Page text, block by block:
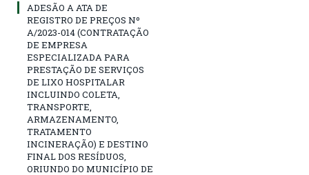
ADESÃO A ATA DE
REGISTRO DE PREÇOS Nº
A/2023-014 (CONTRATAÇÃO
DE EMPRESA
ESPECIALIZADA PARA
PRESTAÇÃO DE SERVIÇOS
DE LIXO HOSPITALAR
INCLUINDO COLETA,
TRANSPORTE,
ARMAZENAMENTO,
TRATAMENTO
INCINERAÇÃO) E DESTINO
FINAL DOS RESÍDUOS,
ORIUNDO DO MUNICÍPIO DE